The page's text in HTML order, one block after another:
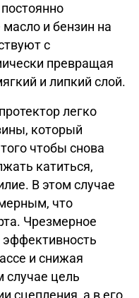
и бензин на
с
превращая
и липкий слой.
легко
который
чтобы снова
катиться,
В этом случае
что
Чрезмерное
и снижая
случае цель
сцепления, а в его